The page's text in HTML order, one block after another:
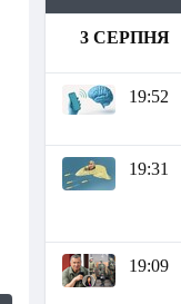
3 СЕРПНЯ
19:52
19:31
19:09